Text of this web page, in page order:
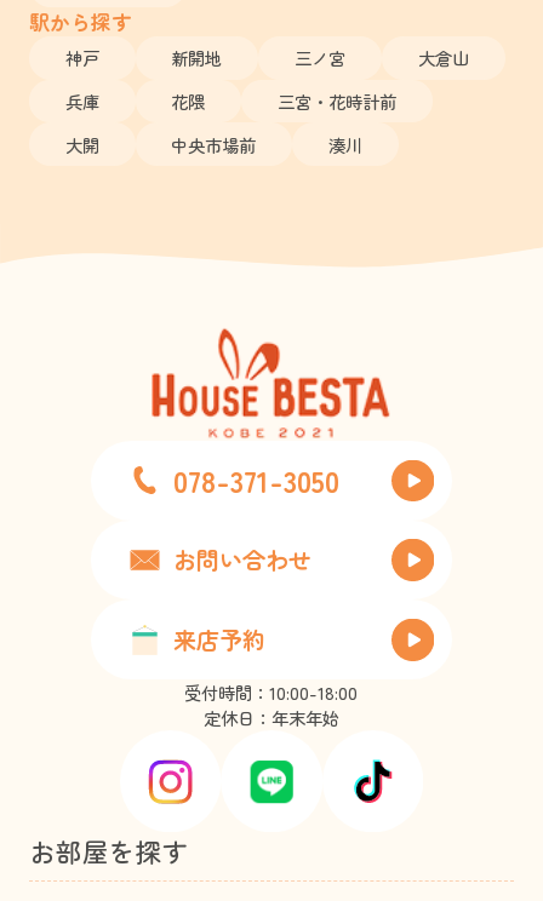
駅から探す
神戸 新開地 三ノ宮
大倉山
兵庫
花隈
三宮・花時計前
大開
中央市場前 湊川
078-371-3050
お問い合わせ
来店予約
受付時間：10:00-18:00
定休日：年末年始
お部屋を探す